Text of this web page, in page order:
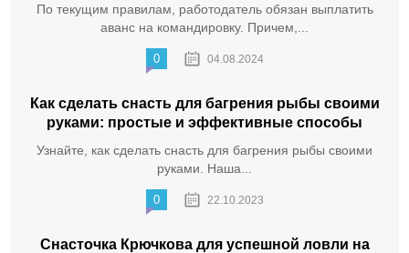
По текущим правилам, работодатель обязан выплатить
аванс на командировку. Причем,...
0 04.08.2024
Как сделать снасть для багрения рыбы своими
руками: простые и эффективные способы
Узнайте, как сделать снасть для багрения рыбы своими
руками. Наша...
0 22.10.2023
Снасточка Крючкова для успешной ловли на